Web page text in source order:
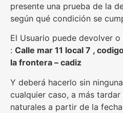
presente una prueba de la
según qué condición se
El Usuario puede devolver
: Calle mar 11 local 7 ,
la frontera – cadiz
Y deberá hacerlo sin
cualquier caso, a más
naturales a partir de la